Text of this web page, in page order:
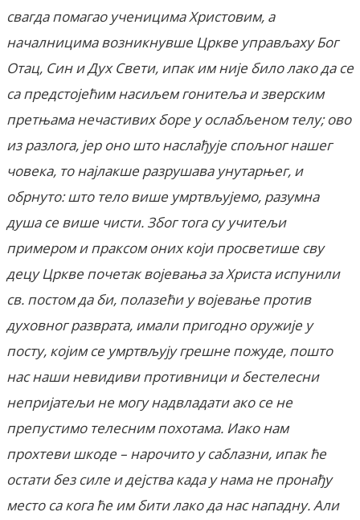
свагда помагао ученицима Христовим, а
началницима возникнувше Цркве управљаху Бог
Отац, Син и Дух Свети, ипак им није било лако да се
са предстојећим насиљем гонитеља и зверским
претњама нечастивих боре у ослабљеном телу; ово
из разлога, јер оно што наслађује спољног нашег
човека, то најлакше разрушава унутарњег, и
обрнуто: што тело више умртвљујемо, разумна
душа се више чисти. Због тога су учитељи
примером и праксом оних који просветише сву
децу Цркве почетак војевања за Христа испунили
св. постом да би, полазећи у војевање против
духовног разврата, имали пригодно оружије у
посту, којим се умртвљују грешне пожуде, пошто
нас наши невидиви противници и бестелесни
непријатељи не могу надвладати ако се не
препустимо телесним похотама. Иако нам
прохтеви шкоде – нарочито у саблазни, ипак ће
остати без силе и дејства када у нама не пронађу
место са кога ће им бити лако да нас нападну. Али